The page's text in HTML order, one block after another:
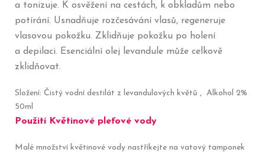
a tonizuje. K osvěžení na cestách, k obkladům nebo
potírání. Usnadňuje rozčesávání vlasů, regeneruje
vlasovou pokožku. Zklidňuje pokožku po holení
a depilaci. Esenciální olej levandule může celkově
zklidňovat.
Složení: Čistý vodní destilát z levandulových květů , Alkohol 2%
50ml
Použití Květinové pleťové vody
Malé množství květinové vody nastříkejte na vatový tamponek